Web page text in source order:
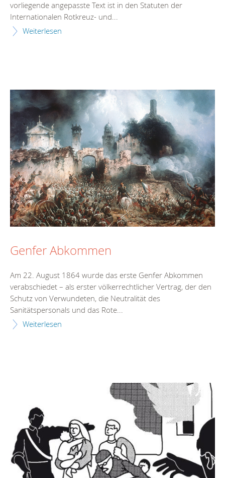
vorliegende angepasste Text ist in den Statuten der
Internationalen Rotkreuz- und...
Weiterlesen
Genfer Abkommen
Am 22. August 1864 wurde das erste Genfer Abkommen
verabschiedet – als erster völkerrechtlicher Vertrag, der den
Schutz von Verwundeten, die Neutralität des
Sanitätspersonals und das Rote...
Weiterlesen